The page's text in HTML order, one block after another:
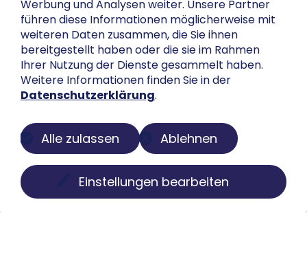
Werbung und Analysen weiter. Unsere Partner
führen diese Informationen möglicherweise mit
weiteren Daten zusammen, die Sie ihnen
bereitgestellt haben oder die sie im Rahmen
Ihrer Nutzung der Dienste gesammelt haben.
Weitere Informationen finden Sie in der
Datenschutzerklärung.
Einstellungen bearbeiten
Ablehnen
Alle zulassen